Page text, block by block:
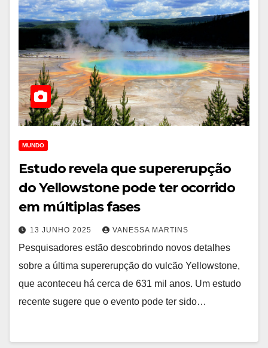
MUNDO
Estudo revela que supererupção
do Yellowstone pode ter ocorrido
em múltiplas fases
13 JUNHO 2025 VANESSA MARTINS
Pesquisadores estão descobrindo novos detalhes
sobre a última supererupção do vulcão Yellowstone,
que aconteceu há cerca de 631 mil anos. Um estudo
recente sugere que o evento pode ter sido…